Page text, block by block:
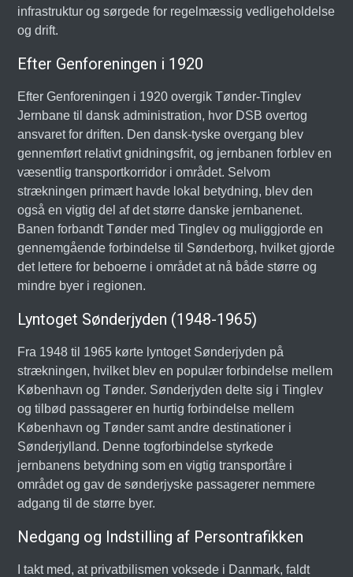
infrastruktur og sørgede for regelmæssig vedligeholdelse
og drift.
Efter Genforeningen i 1920
Efter Genforeningen i 1920 overgik Tønder-Tinglev
Jernbane til dansk administration, hvor DSB overtog
ansvaret for driften. Den dansk-tyske overgang blev
gennemført relativt gnidningsfrit, og jernbanen forblev en
væsentlig transportkorridor i området. Selvom
strækningen primært havde lokal betydning, blev den
også en vigtig del af det større danske jernbanenet.
Banen forbandt Tønder med Tinglev og muliggjorde en
gennemgående forbindelse til Sønderborg, hvilket gjorde
det lettere for beboerne i området at nå både større og
mindre byer i regionen.
Lyntoget Sønderjyden (1948-1965)
Fra 1948 til 1965 kørte lyntoget Sønderjyden på
strækningen, hvilket blev en populær forbindelse mellem
København og Tønder. Sønderjyden delte sig i Tinglev
og tilbød passagerer en hurtig forbindelse mellem
København og Tønder samt andre destinationer i
Sønderjylland. Denne togforbindelse styrkede
jernbanens betydning som en vigtig transportåre i
området og gav de sønderjyske passagerer nemmere
adgang til de større byer.
Nedgang og Indstilling af Persontrafikken
I takt med, at privatbilismen voksede i Danmark, faldt